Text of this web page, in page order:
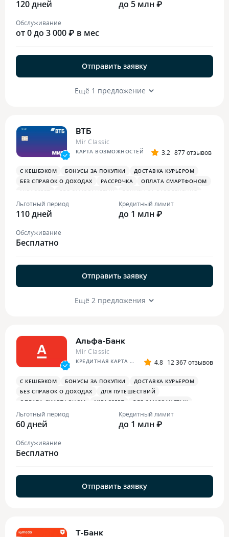
БЕСПЛАТНАЯ ТУРИСТИЧЕСКАЯ СТРАХОВКА
120 дней до 5 млн ₽
Обслуживание
от 0 до 3 000 ₽ в мес
Отправить заявку
Ещё 1 предложение
ВТБ
Mir Classic
КАРТА ВОЗМОЖНОСТЕЙ 3.2 877 отзывов
С КЕШБЭКОМ БОНУСЫ ЗА ПОКУПКИ
ДОСТАВКА КУРЬЕРОМ
БЕЗ СПРАВОК О ДОХОДАХ
РАССРОЧКА
ОПЛАТА СМАРТФОНОМ
MIRACCEPT
ДЛЯ САМОЗАНЯТЫХ
БОНУСЫ ЗА РАЗВЛЕЧЕНИЯ
ПЛАТЕЖНЫЙ СТИКЕР
Льготный период
110 дней
Кредитный лимит
до 1 млн ₽
Обслуживание
Бесплатно
Отправить заявку
Ещё 2 предложения
Альфа-Банк
Mir Classic
КРЕДИТНАЯ КАРТА АЛЬФА-БАНКА 4.8 12 367 отзывов
С КЕШБЭКОМ БОНУСЫ ЗА ПОКУПКИ
ДОСТАВКА КУРЬЕРОМ
БЕЗ СПРАВОК О ДОХОДАХ
ДЛЯ ПУТЕШЕСТВИЙ
ОПЛАТА СМАРТФОНОМ
MIRACCEPT
ДЛЯ САМОЗАНЯТЫХ
ПЛАТЕЖНЫЙ СТИКЕР
Льготный период
60 дней
Кредитный лимит
до 1 млн ₽
Обслуживание
Бесплатно
Отправить заявку
Т-Банк